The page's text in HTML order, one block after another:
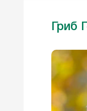
Гриб